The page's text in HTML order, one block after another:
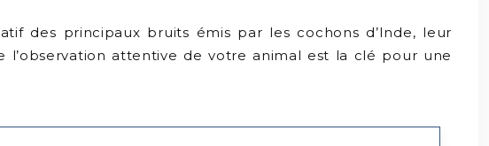
des principaux bruits émis par les cochons d’Inde, leur
attentive de votre animal est la clé pour une